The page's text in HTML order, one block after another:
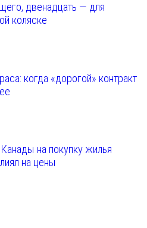
двенадцать — для
коляске
когда «дорогой» контракт
на покупку жилья
на цены